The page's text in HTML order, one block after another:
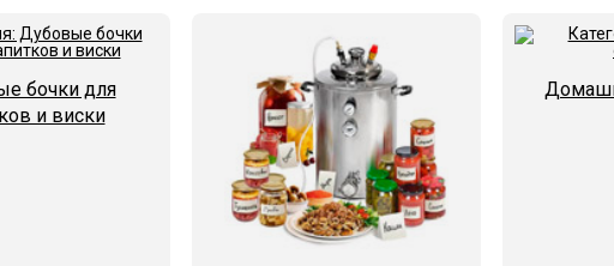
бочки для
и виски